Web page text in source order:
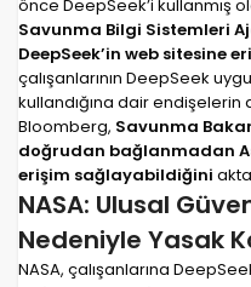
önce DeepSeek’i kullanmış
Savunma Bilgi Sistemleri
DeepSeek’in web sitesine
çalışanlarının DeepSeek
kullandığına dair endişelerin
Bloomberg, Savunma
doğrudan bağlanmadan
erişim sağlayabildiğini
NASA: Ulusal
Nedeniyle Yasak
NASA, çalışanlarına